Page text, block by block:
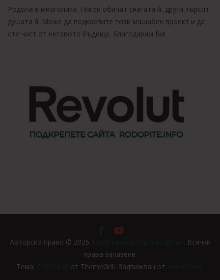
Родопа е многолика. Някои обичат снагата й, други търсят
душата й. Може да подкрепите този мащабен проект и да
сте част от неговото бъдеще. Благодарим Ви!
Авторско право © 2026 Туристически пътеводител. Всички
права запазени.
Тема: ColorMag от ThemeGrill. Задвижван от WordPress.